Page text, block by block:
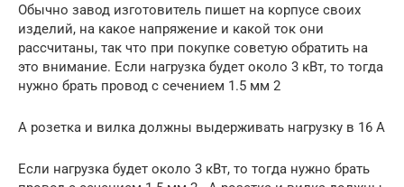
Обычно завод изготовитель пишет на корпусе своих
изделий, на какое напряжение и какой ток они
рассчитаны, так что при покупке советую обратить на
это внимание. Если нагрузка будет около 3 кВт, то тогда
нужно брать провод с сечением 1.5 мм 2
А розетка и вилка должны выдерживать нагрузку в 16 А
Если нагрузка будет около 3 кВт, то тогда нужно брать